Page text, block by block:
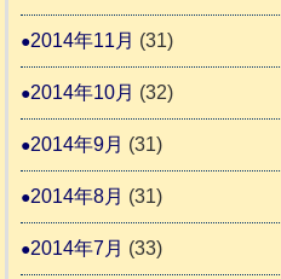
2014年11月 (31)
2014年10月 (32)
2014年9月 (31)
2014年8月 (31)
2014年7月 (33)